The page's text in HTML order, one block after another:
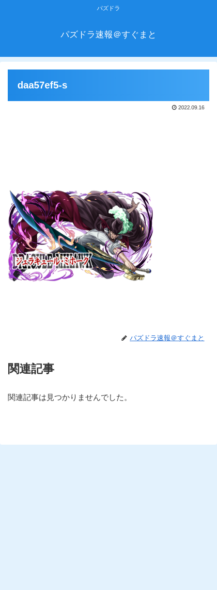
パズドラ
パズドラ速報＠すぐまと
daa57ef5-s
2022.09.16
パズドラ速報＠すぐまと
関連記事
関連記事は見つかりませんでした。